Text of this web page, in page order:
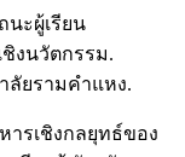
นะผู้เรียน
งนวัตกรรม.
ลัยรามคำแหง.
ารเชิงกลยุทธ์ของ